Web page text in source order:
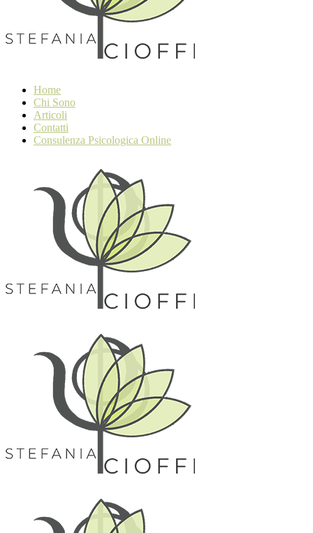
Home
Chi Sono
Articoli
Contatti
Consulenza Psicologica Online